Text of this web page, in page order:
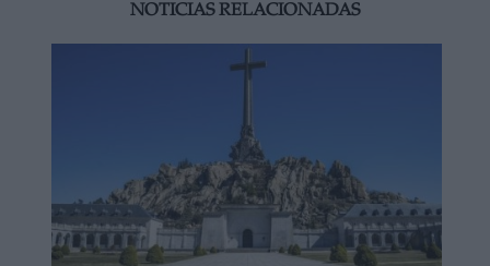
NOTICIAS RELACIONADAS